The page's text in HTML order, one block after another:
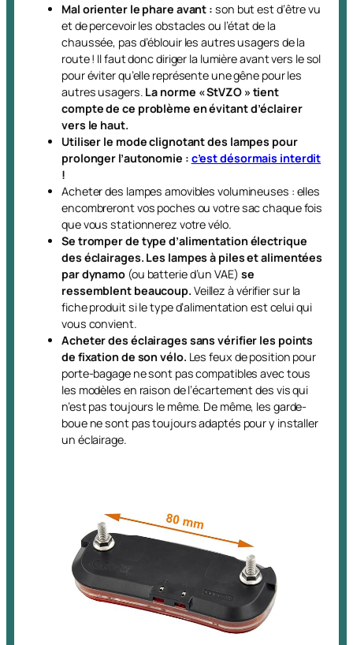
Mal orienter le phare avant : son but est d’être vu
et de percevoir les obstacles ou l’état de la
chaussée, pas d’éblouir les autres usagers de la
route ! Il faut donc diriger la lumière avant vers le sol
pour éviter qu’elle représente une gêne pour les
autres usagers. La norme « StVZO » tient
compte de ce problème en évitant d’éclairer
vers le haut.
Utiliser le mode clignotant des lampes pour
prolonger l’autonomie : c’est désormais interdit
!
Acheter des lampes amovibles volumineuses : elles
encombreront vos poches ou votre sac chaque fois
que vous stationnerez votre vélo.
Se tromper de type d’alimentation électrique
des éclairages. Les lampes à piles et alimentées
par dynamo (ou batterie d’un VAE) se
ressemblent beaucoup. Veillez à vérifier sur la
fiche produit si le type d’alimentation est celui qui
vous convient.
Acheter des éclairages sans vérifier les points
de fixation de son vélo. Les feux de position pour
porte-bagage ne sont pas compatibles avec tous
les modèles en raison de l’écartement des vis qui
n’est pas toujours le même. De même, les garde-
boue ne sont pas toujours adaptés pour y installer
un éclairage.